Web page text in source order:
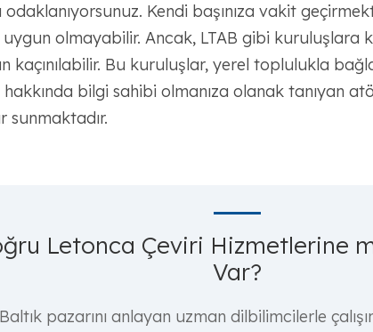
odaklanıyorsunuz. Kendi başınıza vakit
uygun olmayabilir. Ancak, LTAB gibi kuruluşlara
kaçınılabilir. Bu kuruluşlar, yerel toplulukla
bilgi sahibi olmanıza olanak tanıyan
sunmaktadır.
Letonca Çeviri Hizmetlerine
Var?
Baltık pazarını anlayan uzman dilbilimcilerle